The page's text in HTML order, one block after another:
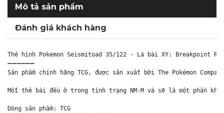
Mô tả sản phẩm
Đánh giá khách hàng
Thẻ hình Pokemon Seismitoad 35/122 - Lá bài XY: Breakpoint
➖➖➖➖➖➖
Sản phẩm chính hãng TCG, được sản xuất bởi The Pokémon
Mỗi thẻ bài đều ở trong tình trạng NM-M và sẽ là một phần
Dòng sản phẩm: TCG